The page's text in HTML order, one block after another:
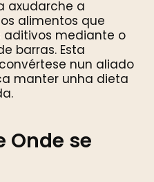
axudarche a
alimentos que
aditivos mediante o
barras. Esta
nun aliado
manter unha dieta
Onde se